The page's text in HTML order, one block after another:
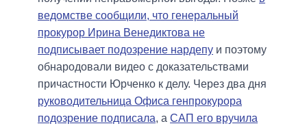
ведомстве сообщили, что генеральный
прокурор Ирина Венедиктова не
подписывает подозрение нардепу и поэтому
обнародовали видео с доказательствами
причастности Юрченко к делу. Через два дня
руководительница Офиса генпрокурора
подозрение подписала, а САП его вручила